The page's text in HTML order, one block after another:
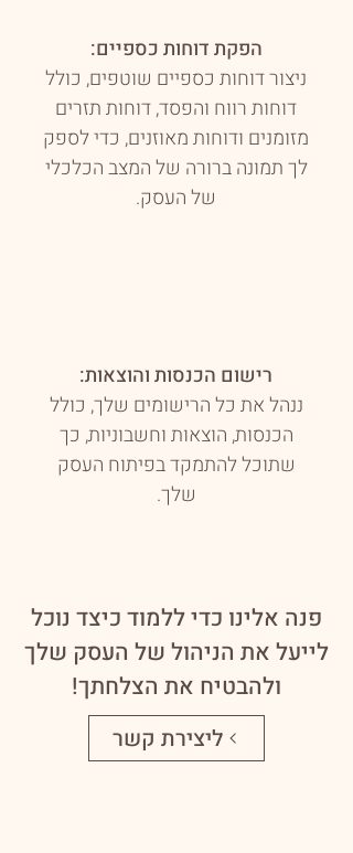
הפקת דוחות כספיים:
ניצור דוחות כספיים שוטפים, כולל
דוחות רווח והפסד, דוחות תזרים
מזומנים ודוחות מאוזנים, כדי לספק
לך תמונה ברורה של המצב הכלכלי
של העסק.
רישום הכנסות והוצאות:
ננהל את כל הרישומים שלך, כולל
הכנסות, הוצאות וחשבוניות, כך
שתוכל להתמקד בפיתוח העסק
שלך.
פנה אלינו כדי ללמוד כיצד נוכל
לייעל את הניהול של העסק שלך
ולהבטיח את הצלחתך!
ליצירת קשר